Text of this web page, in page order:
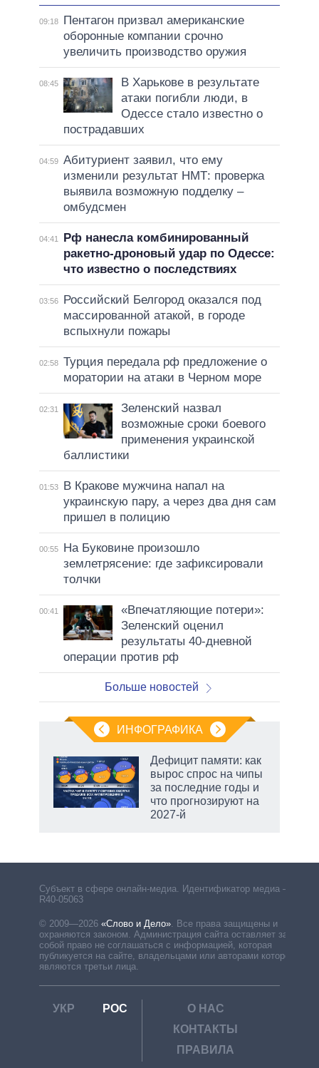
09:18
Пентагон призвал американские
оборонные компании срочно
увеличить производство оружия
08:45
В Харькове в результате
атаки погибли люди, в
Одессе стало известно о
пострадавших
04:59 Абитуриент заявил, что ему
изменили результат НМТ: проверка
выявила возможную подделку –
омбудсмен
04:41
Рф нанесла комбинированный
ракетно-дроновый удар по Одессе:
что известно о последствиях
03:56
Российский Белгород оказался под
массированной атакой, в городе
вспыхнули пожары
02:58 Турция передала рф предложение о
моратории на атаки в Черном море
02:31
Зеленский назвал
возможные сроки боевого
применения украинской
баллистики
01:53
В Кракове мужчина напал на
украинскую пару, а через два дня сам
пришел в полицию
00:55
На Буковине произошло
землетрясение: где зафиксировали
толчки
00:41
«Впечатляющие потери»:
Зеленский оценил
результаты 40-дневной
операции против рф
Больше новостей
ИНФОГРАФИКА
Дефицит памяти: как
вырос спрос на чипы
за последние годы и
что прогнозируют на
2027-й
Субъект в сфере онлайн-медиа. Идентификатор медиа –
R40-05063
© 2009—2026 «Слово и Дело»
Все права защищены и
охраняются законом. Администрация сайта оставляет за
собой право не соглашаться с информацией, которая
публикуется на сайте, владельцами или авторами которой
являются третьи лица.
УКР РОС
О НАС
КОНТАКТЫ
ПРАВИЛА